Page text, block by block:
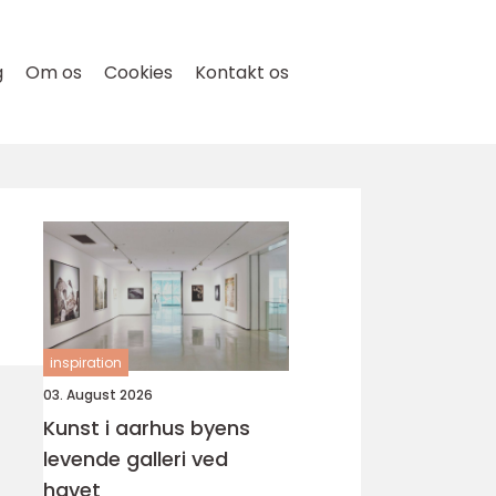
Om os Cookies Kontakt os
inspiration
03. August 2026
Kunst i aarhus byens
levende galleri ved
havet